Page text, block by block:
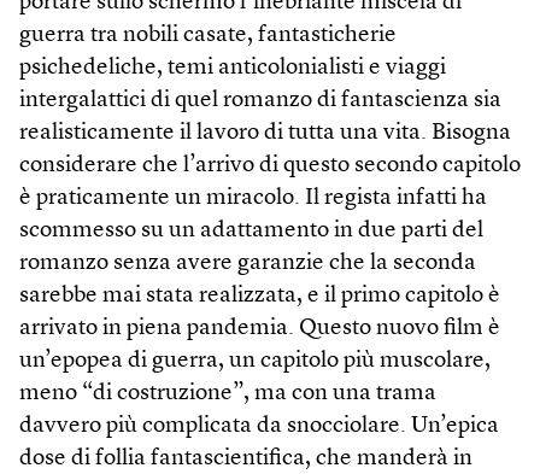
guerra tra nobili casate, fantasticherie
psichedeliche, temi anticolonialisti e viaggi
intergalattici di quel romanzo di fantascienza sia
realisticamente il lavoro di tutta una vita. Bisogna
considerare che l’arrivo di questo secondo capitolo
è praticamente un miracolo. Il regista infatti ha
scommesso su un adattamento in due parti del
romanzo senza avere garanzie che la seconda
sarebbe mai stata realizzata, e il primo capitolo è
arrivato in piena pandemia. Questo nuovo film è
un’epopea di guerra, un capitolo più muscolare,
meno “di costruzione”, ma con una trama
davvero più complicata da snocciolare. Un’epica
dose di follia fantascientifica, che manderà in